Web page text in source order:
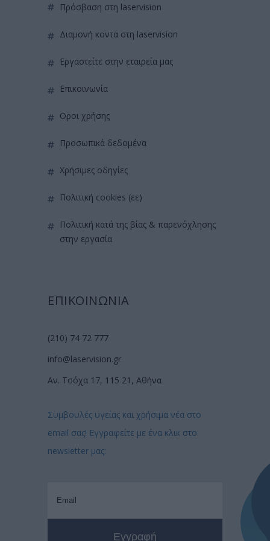
πρόσβαση στη laservision
διαμονή κοντά στη laservision
εργαστείτε στην εταιρεία μας
επικοινωνία
όροι χρήσης
προσωπικά δεδομένα
χρήσιμες οδηγίες
πολιτική cookies (εε)
πολιτική κατά της βίας & παρενόχλησης
στην εργασία
ΕΠΙΚΟΙΝΩΝΙΑ
(210) 74 72 777
info@laservision.gr
Αν. Τσόχα 17, 115 21, Αθήνα
Συμβουλές υγείας και χρήσιμα νέα στο
email σας! Εγγραφείτε με ένα κλικ στο
newsletter μας: